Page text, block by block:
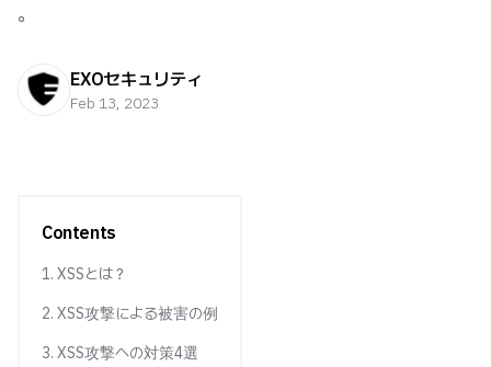
。
EXOセキュリティ
Feb 13, 2023
Contents
1. XSSとは？
2. XSS攻撃による被害の例
3. XSS攻撃への対策4選